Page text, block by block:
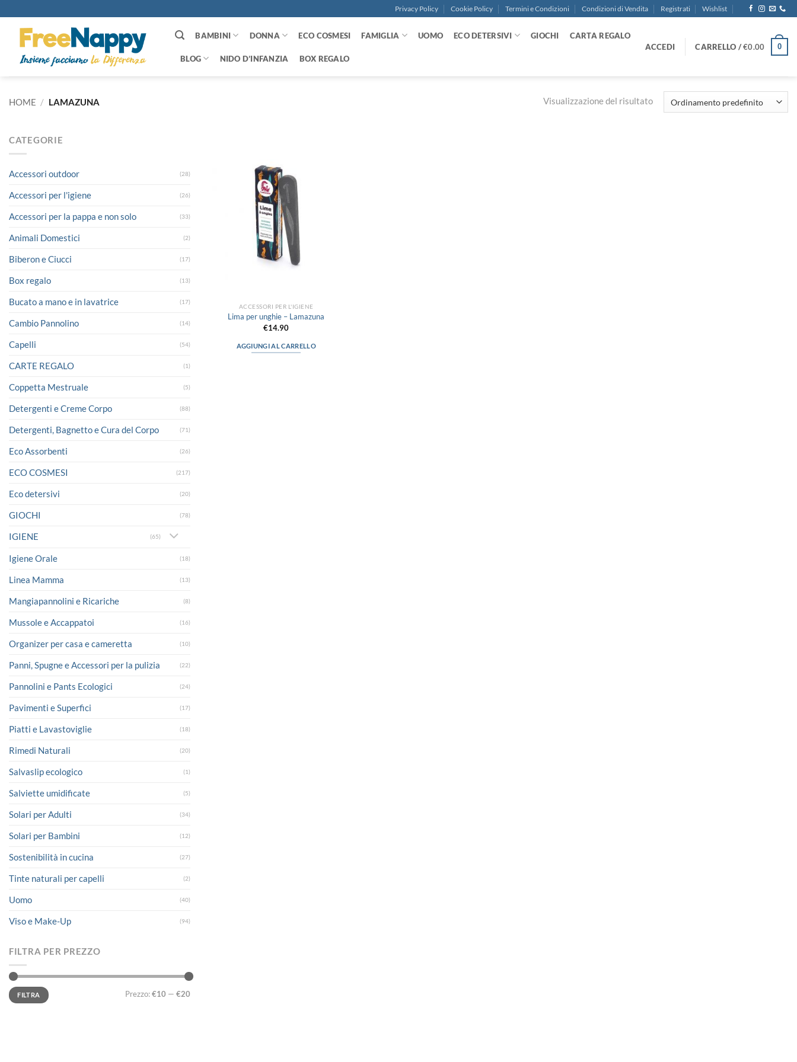
ai
contenuti
Privacy Policy Cookie Policy Termini e Condizioni Condizioni di Vendita Registrati Wishlist
BAMBINI DONNA ECO COSMESI FAMIGLIA UOMO ECO DETERSIVI GIOCHI CARTA REGALO
BLOG NIDO D’INFANZIA BOX REGALO
ACCEDI CARRELLO /€0.00 0
HOME / LAMAZUNA Visualizzazione del risultato
CATEGORIE
Accessori outdoor (28)
Accessori per l'igiene (26)
Accessori per la pappa e non solo (33)
Animali Domestici (2)
Biberon e Ciucci (17)
Box regalo (13)
Bucato a mano e in lavatrice (17)
Cambio Pannolino (14)
Capelli (54)
CARTE REGALO (1)
Coppetta Mestruale (5)
Detergenti e Creme Corpo (88)
Detergenti, Bagnetto e Cura del Corpo (71)
Eco Assorbenti (26)
ECO COSMESI (217)
Eco detersivi (20)
GIOCHI (78)
IGIENE (65)
Igiene Orale (18)
Linea Mamma (13)
Mangiapannolini e Ricariche (8)
Mussole e Accappatoi (16)
Organizer per casa e cameretta (10)
Panni, Spugne e Accessori per la pulizia (22)
Pannolini e Pants Ecologici (24)
Pavimenti e Superfici (17)
Piatti e Lavastoviglie (18)
Rimedi Naturali (20)
Salvaslip ecologico (1)
Salviette umidificate (5)
Solari per Adulti (34)
Solari per Bambini (12)
Sostenibilità in cucina (27)
Tinte naturali per capelli (2)
Uomo (40)
Viso e Make-Up (94)
FILTRA PER PREZZO
Prezzo
Min
Prezzo
MaxFILTRA Prezzo:€10 — €20
ACCESSORI PER L'IGIENE
Lima per unghie – Lamazuna
€14.90
AGGIUNGI AL CARRELLO